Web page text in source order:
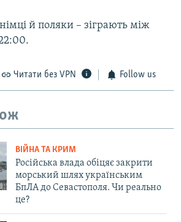
й поляки – зіграють між
Читати без VPN Follow us
ВІЙНА ТА КРИМ
Російська влада обіцяє закрити
морський шлях українським
БпЛА до Севастополя. Чи реально
це?